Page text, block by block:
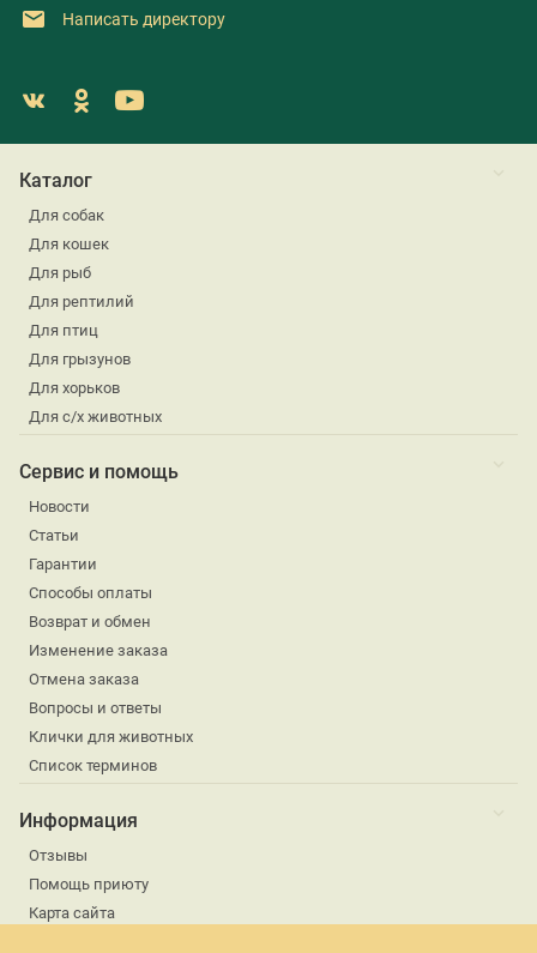
Написать директору
Каталог
Для собак
Для кошек
Для рыб
Для рептилий
Для птиц
Для грызунов
Для хорьков
Для с/х животных
Сервис и помощь
Новости
Статьи
Гарантии
Способы оплаты
Возврат и обмен
Изменение заказа
Отмена заказа
Вопросы и ответы
Клички для животных
Список терминов
Информация
Отзывы
Помощь приюту
Карта сайта